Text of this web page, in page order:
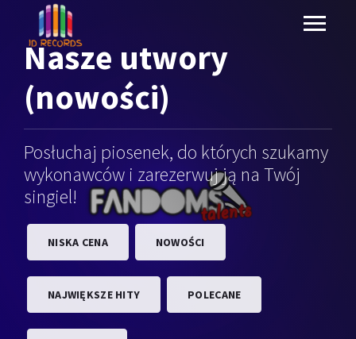
Nasze utwory
(nowości)
Posłuchaj piosenek, do których szukamy
wykonawców i zarezerwuj ją na Twój
singiel!
NISKA CENA NOWOŚCI
NAJWIĘKSZE HITY POLECANE